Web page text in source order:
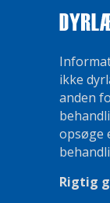
ikke
anden
opsøge
Rigtig